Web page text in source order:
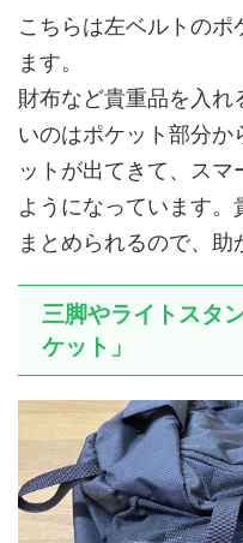
こちらは左ベルトの
ます。
財布など貴重品を入れ
いのはポケット部分か
ットが出てきて、ス
ようになっています。
まとめられるので、助
三脚やライトスタ
ケット」